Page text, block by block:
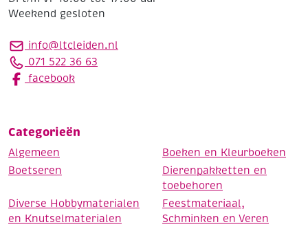
Weekend gesloten
info@ltcleiden.nl
071 522 36 63
facebook
Categorieën
Algemeen
Boeken en Kleurboeken
Boetseren
Dierenpakketten en
toebehoren
Diverse Hobbymaterialen
en Knutselmaterialen
Feestmateriaal,
Schminken en Veren